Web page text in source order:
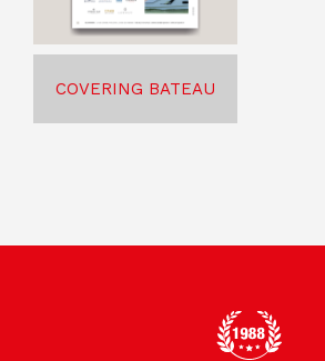
COVERING BATEAU